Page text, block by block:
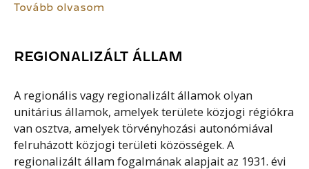
Tovább olvasom
REGIONALIZÁLT ÁLLAM
A regionális vagy regionalizált államok olyan
unitárius államok, amelyek területe közjogi régiókra
van osztva, amelyek törvényhozási autonómiával
felruházott közjogi területi közösségek. A
regionalizált állam fogalmának alapjait az 1931. évi